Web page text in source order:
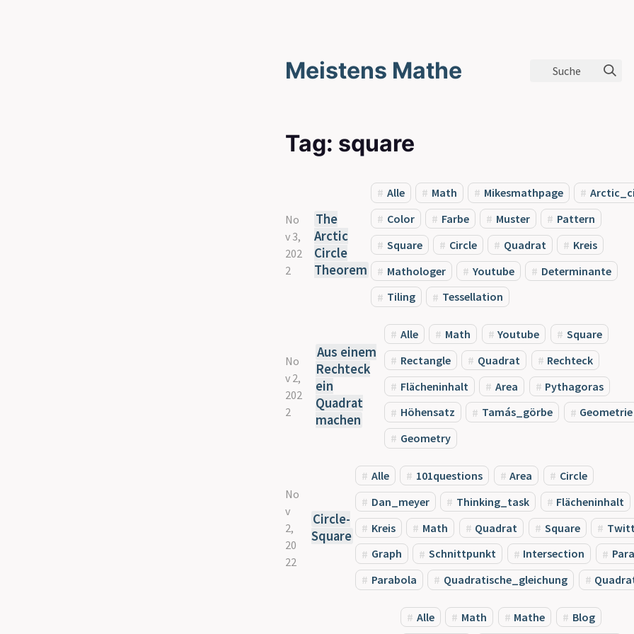
Meistens Mathe Suche
Tag: square
No
v 3,
202
2
The
Arctic
Circle
Theorem
Alle Math Mikesmathpage
Color
Farbe Muster
Pattern
Square
Circle Quadrat
Kreis
Mathologer
Youtube
Determinante
Tiling
Tessellation
No
v 2,
202
2
Aus einem
Rechteck
ein
Quadrat
machen
Alle Math Youtube
Square
Rectangle
Quadrat
Rechteck
Flächeninhalt
Area
Pythagoras
Höhensatz
Tamás_görbe
Geometrie
Geometry
No
v
2,
20
22
Circle-
Square
Alle 101questions Area
Circle
Dan_meyer
Thinking_task
Flächeninhalt
Kreis
Math Quadrat Square
Graph
Schnittpunkt Intersection
Parabola
Quadratische_gleichung
Alle Math Mathe Blog